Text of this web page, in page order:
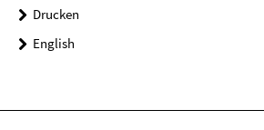
Drucken
English